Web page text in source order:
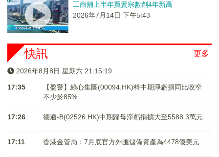
工商舖上半年買賣宗數創4年新高
2026年7月14日 下午5:43
更多
快訊
2026年8月8日 星期六 21:15:20
17:35
【盈警】綠心集團(00094.HK)料中期淨虧損同比收窄
不少於85%
17:26 德適-B(02526.HK)中期歸母淨虧損擴大至5588.3萬元
17:11 香港金管局：7月底官方外匯儲備資產為4478億美元